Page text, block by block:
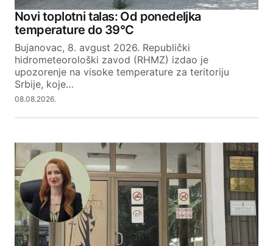
Novi toplotni talas: Od ponedeljka
temperature do 39°C
Bujanovac, 8. avgust 2026. Republički
hidrometeorološki zavod (RHMZ) izdao je
upozorenje na visoke temperature za teritoriju
Srbije, koje…
08.08.2026.